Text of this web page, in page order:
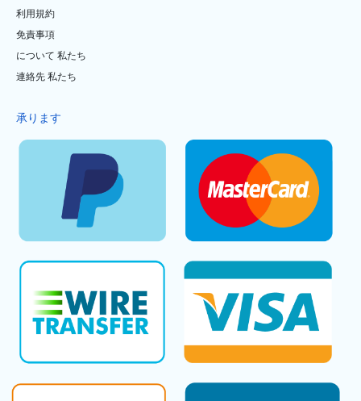
利用規約
免責事項
について 私たち
連絡先 私たち
承ります